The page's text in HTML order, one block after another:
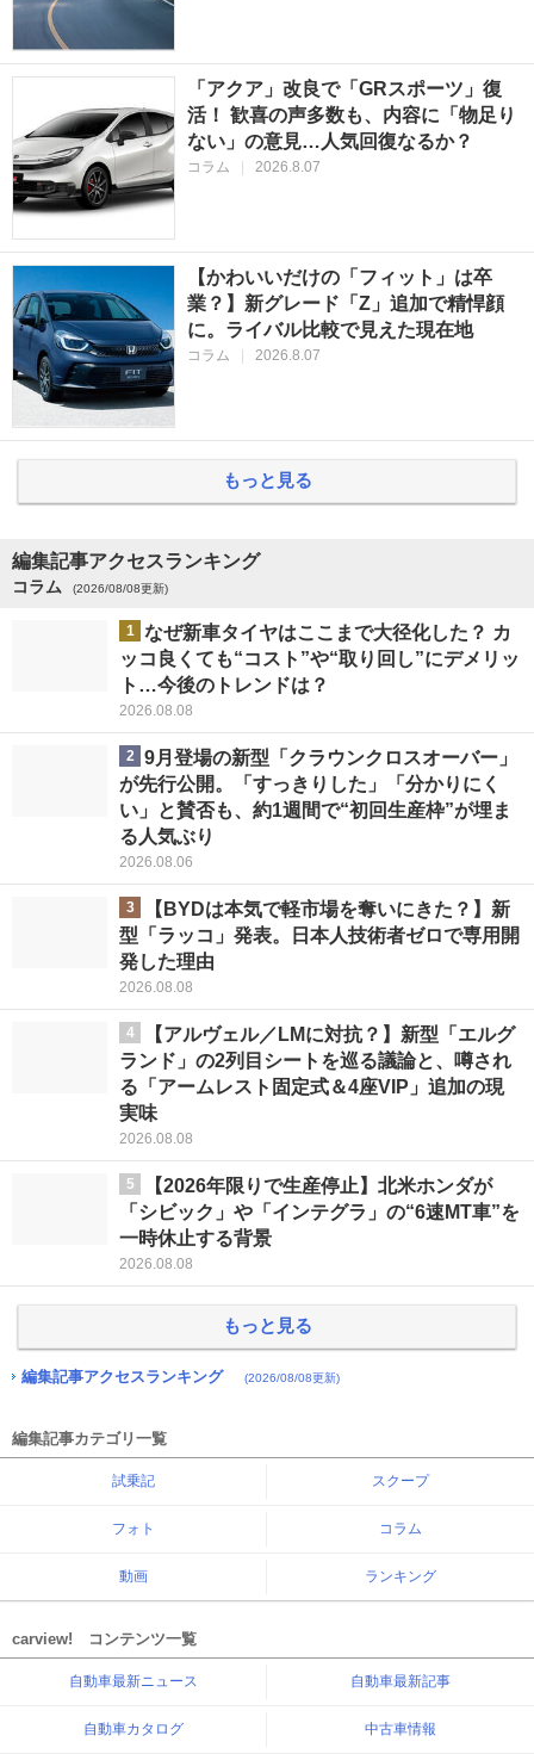
「アクア」改良で「GRスポーツ」復
活！ 歓喜の声多数も、内容に「物足り
ない」の意見…人気回復なるか？
コラム | 2026.8.07
【かわいいだけの「フィット」は卒
業？】新グレード「Z」追加で精悍顔
に。ライバル比較で見えた現在地
コラム | 2026.8.07
もっと見る
編集記事アクセスランキング
コラム (2026/08/08更新)
1
なぜ新車タイヤはここまで大径化した？ カ
ッコ良くても“コスト”や“取り回し”にデメリッ
ト…今後のトレンドは？
2026.08.08
2
9月登場の新型「クラウンクロスオーバー」
が先行公開。「すっきりした」「分かりにく
い」と賛否も、約1週間で“初回生産枠”が埋ま
る人気ぶり
2026.08.06
3
【BYDは本気で軽市場を奪いにきた？】新
型「ラッコ」発表。日本人技術者ゼロで専用開
発した理由
2026.08.08
4
【アルヴェル／LMに対抗？】新型「エルグ
ランド」の2列目シートを巡る議論と、噂され
る「アームレスト固定式＆4座VIP」追加の現
実味
2026.08.08
5
【2026年限りで生産停止】北米ホンダが
「シビック」や「インテグラ」の“6速MT車”を
一時休止する背景
2026.08.08
もっと見る
編集記事アクセスランキング (2026/08/08更新)
編集記事カテゴリ一覧
試乗記 スクープ
フォト コラム
動画 ランキング
carview! コンテンツ一覧
自動車最新ニュース 自動車最新記事
自動車カタログ 中古車情報